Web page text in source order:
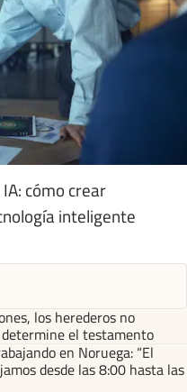
cómo crear
inteligente
los herederos no
el testamento
en Noruega: “El
desde las 8:00 hasta las